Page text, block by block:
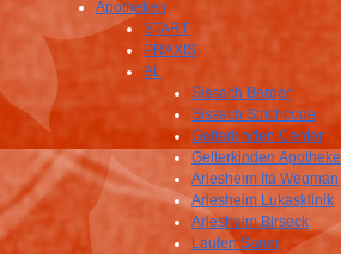
Apotheken
START
PRAXIS
BL
Sissach Berger
Sissach Strichcode
Gelterkinden Center
Gelterkinden Apotheke
Arlesheim Ita Wegman
Arlesheim Lukasklinik
Arlesheim Birseck
Laufen Saner